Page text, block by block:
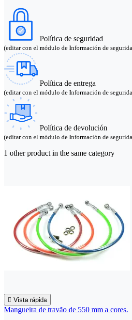
Política de seguridad
(editar con el módulo de Información de
Política de entrega
(editar con el módulo de Información de
Política de devolución
(editar con el módulo de Información de
1 other product in the same category
 Vista rápida
Mangueira de travão de 550 mm a cores.